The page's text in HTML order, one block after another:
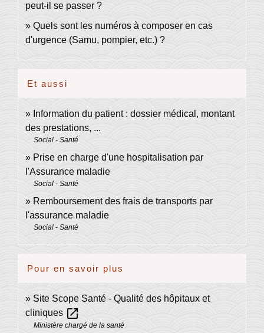
peut-il se passer ?
Quels sont les numéros à composer en cas
d'urgence (Samu, pompier, etc.) ?
Et aussi
Information du patient : dossier médical, montant
des prestations, ...
Social - Santé
Prise en charge d'une hospitalisation par
l'Assurance maladie
Social - Santé
Remboursement des frais de transports par
l'assurance maladie
Social - Santé
Pour en savoir plus
Site Scope Santé - Qualité des hôpitaux et
cliniques open_in_new
Ministère chargé de la santé